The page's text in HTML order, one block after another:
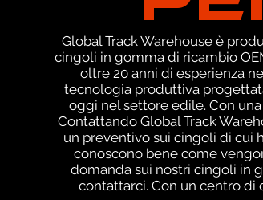
Global Track Warehouse è
cingoli in gomma di ricambio
oltre 20 anni di esperienza
tecnologia produttiva
oggi nel settore edile. Con
Contattando Global Track
un preventivo sui cingoli di cui
conoscono bene come
domanda sui nostri cingoli in
contattarci. Con un centro